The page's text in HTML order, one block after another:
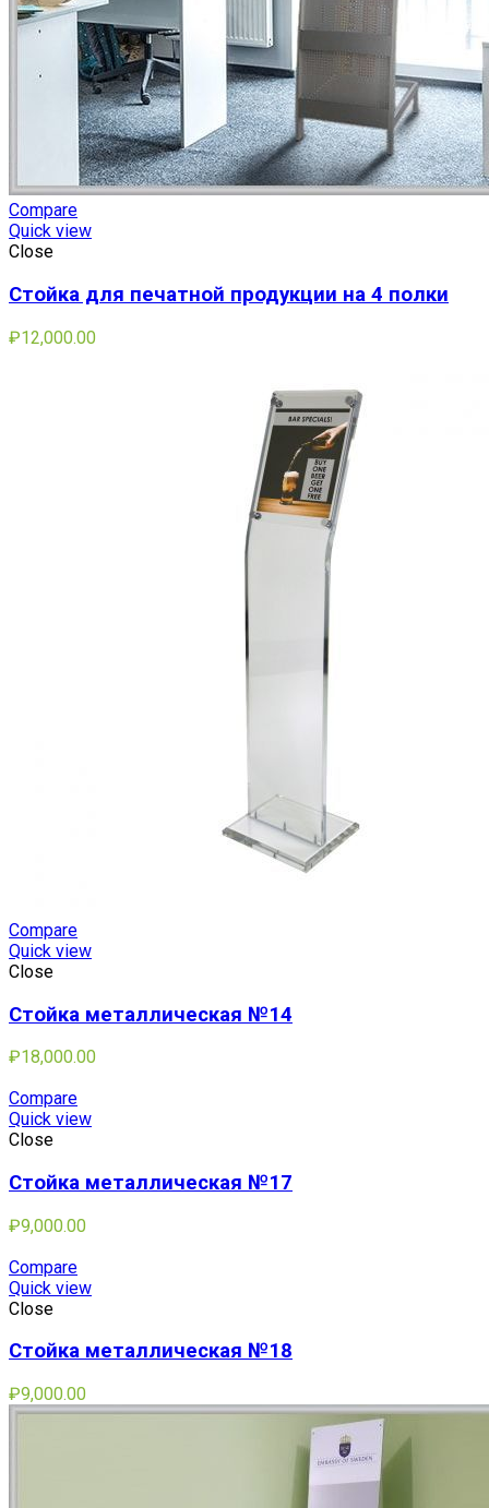
Compare
Quick view
Close
Стойка для печатной продукции на 4 полки
₽12,000.00
Compare
Quick view
Close
Стойка металлическая №14
₽18,000.00
Compare
Quick view
Close
Стойка металлическая №17
₽9,000.00
Compare
Quick view
Close
Стойка металлическая №18
₽9,000.00